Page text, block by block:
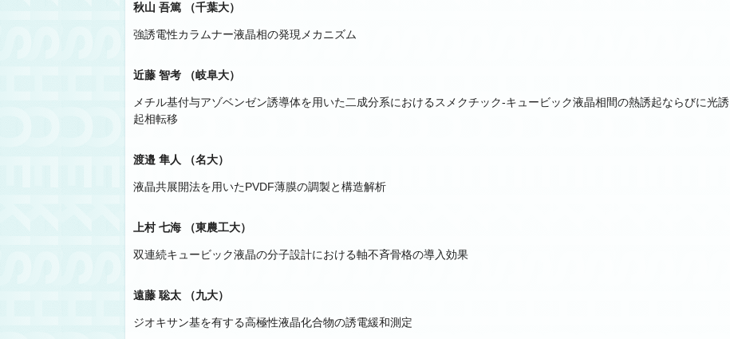
秋山 吾篤 （千葉大）
強誘電性カラムナー液晶相の発現メカニズム
近藤 智考 （岐阜大）
メチル基付与アゾベンゼン誘導体を用いた二成分系におけるスメクチック-キュービック液晶相間の熱誘起ならびに光誘
起相転移
渡邉 隼人 （名大）
液晶共展開法を用いたPVDF薄膜の調製と構造解析
上村 七海 （東農工大）
双連続キュービック液晶の分子設計における軸不斉骨格の導入効果
遠藤 聡太 （九大）
ジオキサン基を有する高極性液晶化合物の誘電緩和測定